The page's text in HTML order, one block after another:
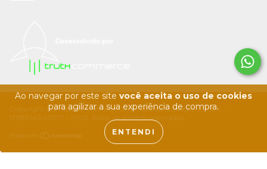
Ao navegar por este site você aceita o uso de cookies
para agilizar a sua experiência de compra.
ENTENDI
Copyright Barrocarte Comércio De Produtos Ecológicos LTDA -
13118814000177 - 2026. Todos os direitos reservados.